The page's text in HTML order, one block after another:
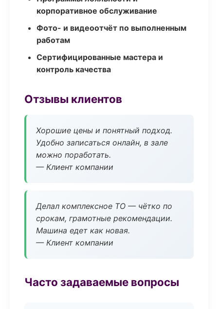
корпоративное обслуживание
Фото- и видеоотчёт по выполненным
работам
Сертифицированные мастера и
контроль качества
Отзывы клиентов
Хорошие цены и понятный подход.
Удобно записаться онлайн, в зале
можно поработать.
— Клиент компании
Делал комплексное ТО — чётко по
срокам, грамотные рекомендации.
Машина едет как новая.
— Клиент компании
Часто задаваемые вопросы